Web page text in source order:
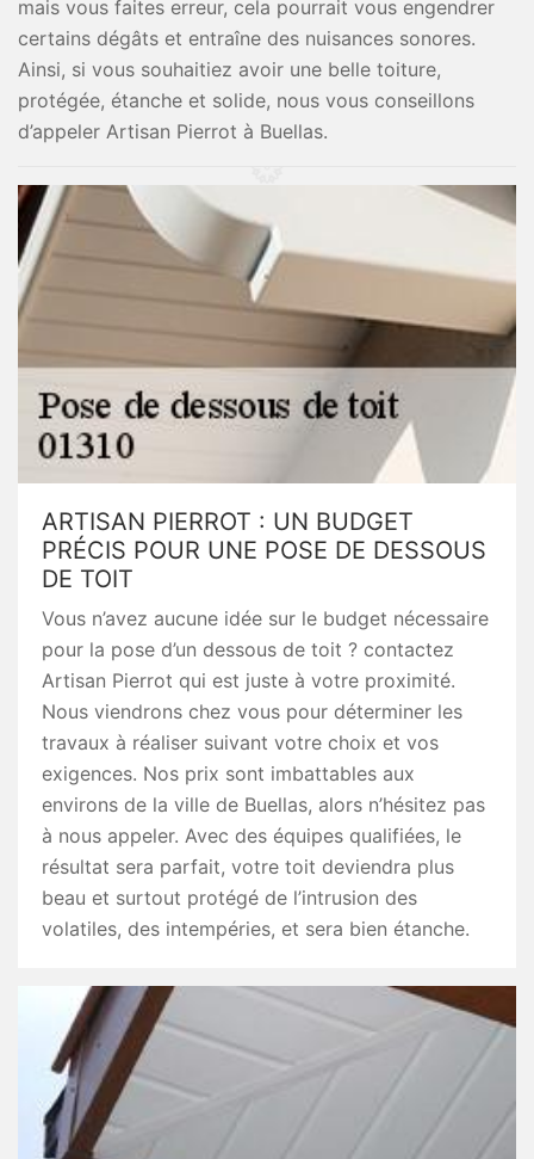
mais vous faites erreur, cela pourrait vous engendrer
certains dégâts et entraîne des nuisances sonores.
Ainsi, si vous souhaitiez avoir une belle toiture,
protégée, étanche et solide, nous vous conseillons
d’appeler Artisan Pierrot à Buellas.
ARTISAN PIERROT : UN BUDGET
PRÉCIS POUR UNE POSE DE DESSOUS
DE TOIT
Vous n’avez aucune idée sur le budget nécessaire
pour la pose d’un dessous de toit ? contactez
Artisan Pierrot qui est juste à votre proximité.
Nous viendrons chez vous pour déterminer les
travaux à réaliser suivant votre choix et vos
exigences. Nos prix sont imbattables aux
environs de la ville de Buellas, alors n’hésitez pas
à nous appeler. Avec des équipes qualifiées, le
résultat sera parfait, votre toit deviendra plus
beau et surtout protégé de l’intrusion des
volatiles, des intempéries, et sera bien étanche.